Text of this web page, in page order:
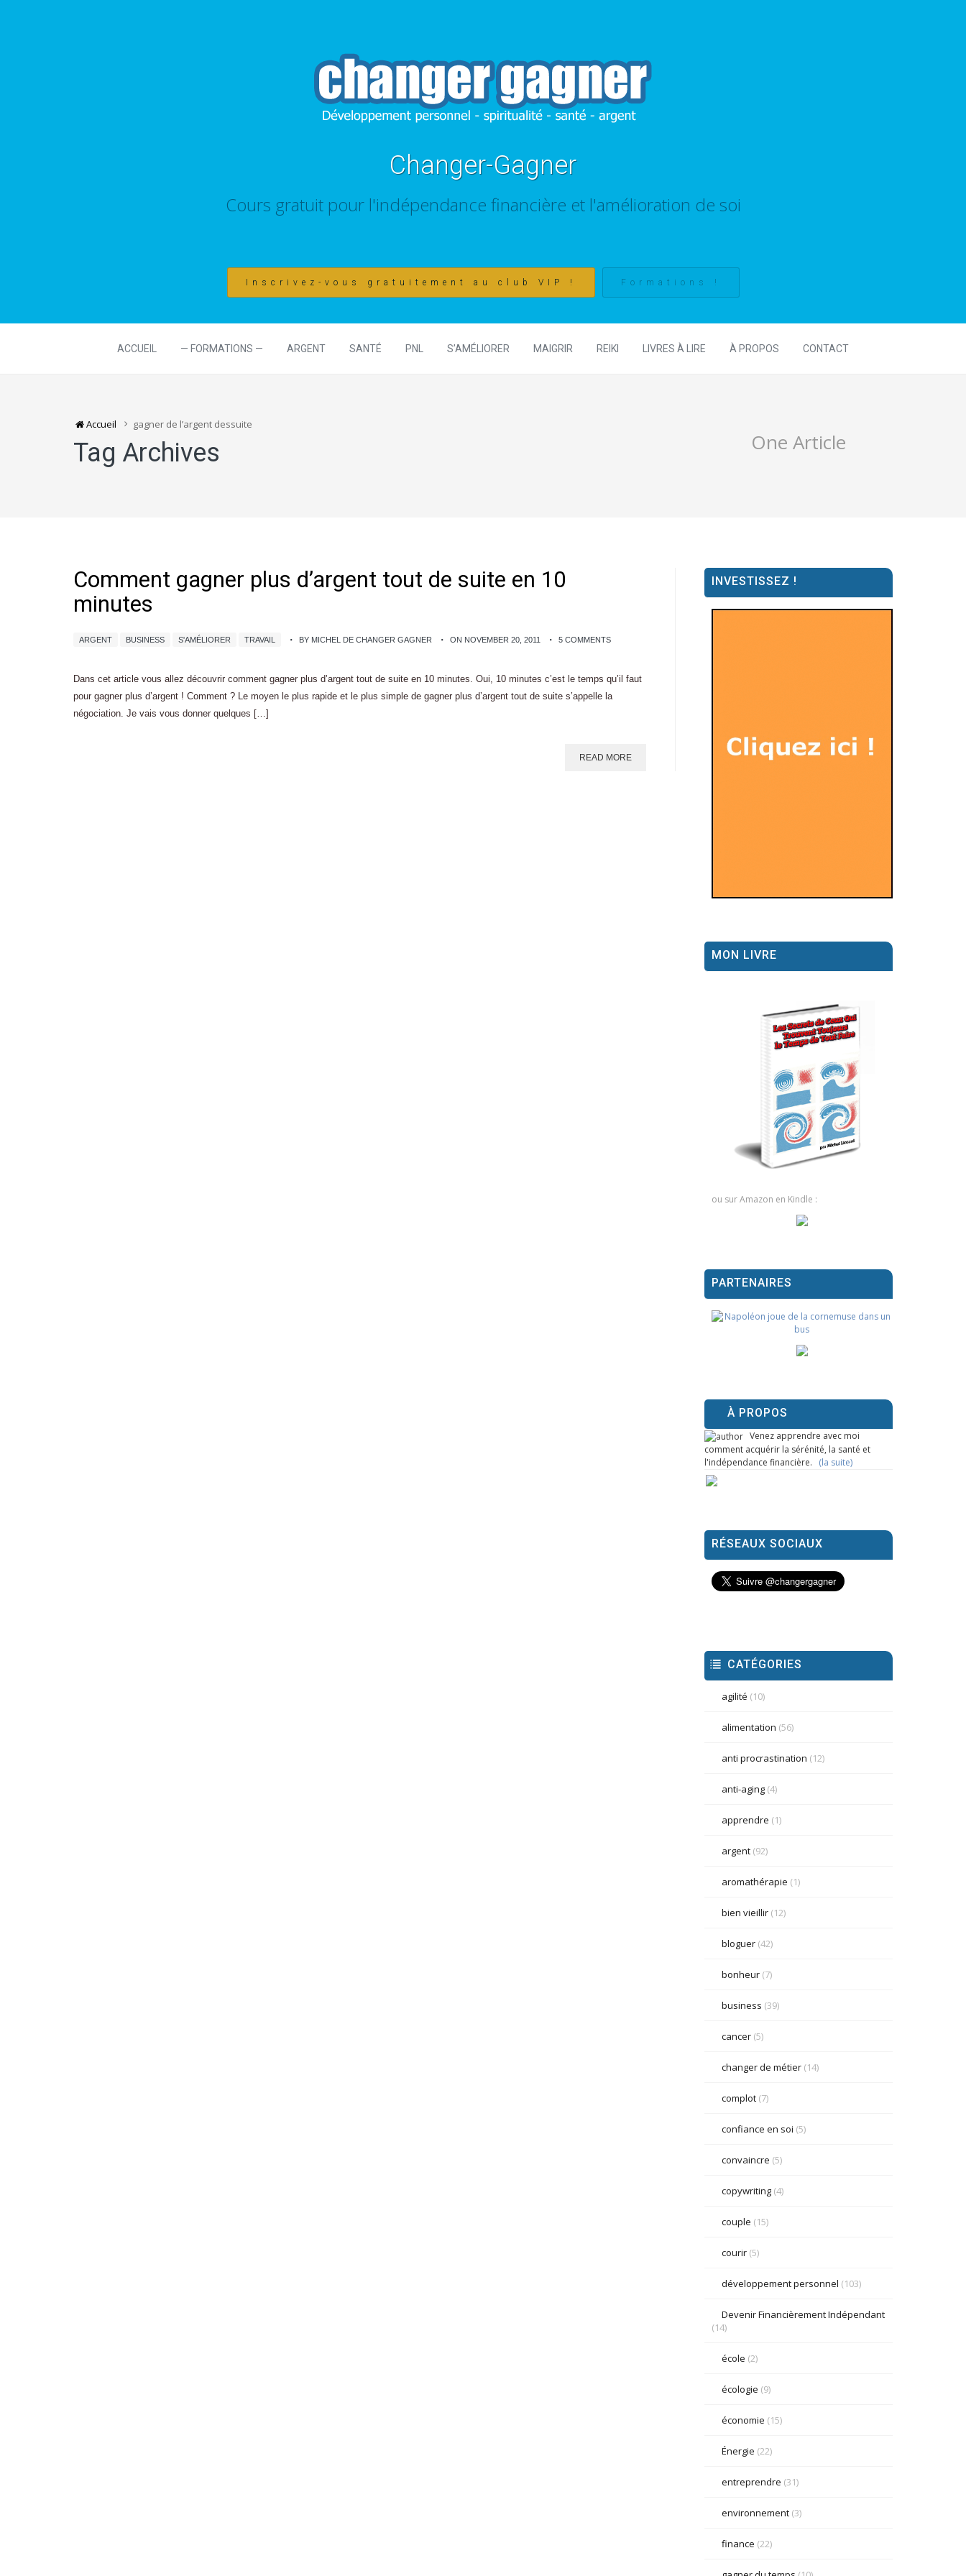
Changer-Gagner
Cours gratuit pour l'indépendance financière et l'amélioration de soi
Inscrivez-vous gratuitement au club VIP ! Formations !
ACCUEIL — FORMATIONS — ARGENT SANTÉ PNL S’AMÉLIORER MAIGRIR REIKI LIVRES À LIRE À PROPOS CONTACT
Accueil gagner de l’argent dessuite
Tag Archives One Article
Comment gagner plus d’argent tout de suite en 10
minutes
ARGENT BUSINESS S'AMÉLIORER TRAVAIL BY MICHEL DE CHANGER GAGNER ON NOVEMBER 20, 2011 5 COMMENTS
Dans cet article vous allez découvrir comment gagner plus d’argent tout de suite en 10 minutes. Oui, 10 minutes c’est le temps qu’il faut
pour gagner plus d’argent ! Comment ? Le moyen le plus rapide et le plus simple de gagner plus d’argent tout de suite s’appelle la
négociation. Je vais vous donner quelques […]
READ MORE
INVESTISSEZ !
MON LIVRE
ou sur Amazon en Kindle :
PARTENAIRES
À PROPOS
Venez apprendre avec moi
comment acquérir la sérénité, la santé et
l'indépendance financière. (la suite)
RÉSEAUX SOCIAUX
CATÉGORIES
agilité (10)
alimentation (56)
anti procrastination (12)
anti-aging(4)
apprendre (1)
argent(92)
aromathérapie (1)
bien vieillir(12)
bloguer(42)
bonheur(7)
business (39)
cancer(5)
changer de métier(14)
complot(7)
confiance en soi (5)
convaincre (5)
copywriting(4)
couple (15)
courir(5)
développement personnel (103)
Devenir Financièrement Indépendant
(14)
école (2)
écologie (9)
économie (15)
Énergie (22)
entreprendre (31)
environnement(3)
finance (22)